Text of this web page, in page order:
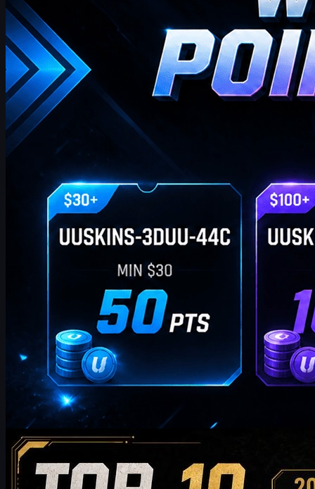
burada bu hafta için en yeni ve en kapsamlı UUSKINS Hediye
Puanı Kodlarını bulacaksınız. Size ekstra Hediye Puanları sunmak
için bu sayfayı haftalık olarak güncelliyoruz. Siparişiniz ilgili tutarı
karşıladığı sürece, puanları kullanmak ve bunları mağazada en
sevdiğiniz CS2 skinleriyle değiştirmek için aşağıdaki kodları
kullanabilirsiniz!
Nisan 20, 2026
tarafından
William Miller
Counter-Strike 2Mayıs 20, 2026
2026'da Satın Almaya Değer En İyi 10 AK-47 Skini:
Bütçe Dostu Seçeneklerden Koleksiyonluk Önerilere